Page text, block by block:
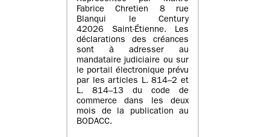
Fabrice Chretien 8 rue
Blanqui le Century
42026 Saint-Étienne. Les
déclarations des créances
sont à adresser au
mandataire judiciaire ou sur
le portail électronique prévu
par les articles L. 814–2 et
L. 814–13 du code de
commerce dans les deux
mois de la publication au
BODACC.